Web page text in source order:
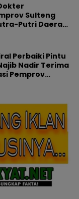
Sulteng
Putri Daerah
Perbaiki Pintu
Nadir Terima
Pemprov